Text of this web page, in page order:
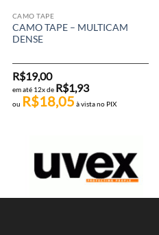
CAMO TAPE
CAMO TAPE – MULTICAM
DENSE
R$19,00
em até 12x de R$1,93
ou R$18,05 à vista no PIX